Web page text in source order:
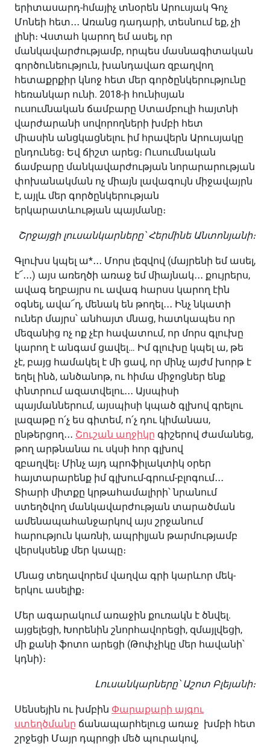
երիտասարդ-հմայիչ տնօրեն Արուսյակ Գոչ
Մոնեի հետ․․․ Առանց դադարի, տեսնում եք, չի
լինի։ Վստահ կարող եմ ասել, որ
մանկավարժությամբ, որպես մասնագիտական
գործունեություն, խանդավառ զբաղվող
հետաքրքիր կնոջ հետ մեր գործընկերությունը
հեռանկար ունի. 2018-ի հունիսյան
ուսումնական ճամբարը Ստամբուլի հայտնի
վարժարանի սովորողների խմբի հետ
միասին անցկացնելու իմ հրավերն Արուսյակը
ընդունեց։ Եվ ճիշտ արեց։ Ուսումնական
ճամբարը մանկավարժության նորարարության
փոխանակման ոչ միայն լավագույն միջավայրն
է, այլև մեր գործընկերության
երկարատևության պայմանը։
Շրջայցի լուսանկարները՝ Հերմինե Անտոնյանի։
Գլուխս կպել ա*․․․ Մորս լեզվով (մայրենի եմ ասել,
է՜․․․) այս առեղծի առաջ եմ միայնակ․․․ քույրերս,
ավագ եղբայրս ու ավագ հարսս կարող էին
օգնել, ավա՜ղ, մենակ են թողել․․․ Ինչ նկատի
ուներ մայրս՝ անհայտ մնաց, հատկապես որ
մեզանից ոչ ոք չէր հավատում, որ մորս գլուխը
կարող է անգամ ցավել… Իմ գլուխը կպել ա, թե
չէ, բայց համակել է մի ցավ, որ մինչ այժմ խորթ է
եղել ինձ, անծանոթ, ու հիմա միջոցներ ենք
փնտրում ազատվելու․․․ Այսպիսի
պայմաններում, այսպիսի կպած գլխով գրելու
լազաթը ո՛չ ես գիտեմ, ո՛չ դու կիմանաս,
ընթերցող․․․ Շուշան աղջիկը գիշերով ժամանեց,
թող արթնանա ու սկսի հոր գլխով
զբաղվել։ Մինչ այդ պրոֆիլակտիկ օրեր
հայտարարենք իմ գլխում-գրում-բլոգում․․․
Տիարի միտքը կրթահամալիրի՝ նրանում
ստեղծվող մանկավարժության տարածման
ամենապահանջարկով այս շրջանում
հարություն կառնի, ապրիլյան թարմությամբ
վերսկսենք մեր կապը։
Մնաց տեղավորեմ վաղվա գրի կարևոր մեկ-
երկու ասելիք։
Մեր ագարակում առաջին քուռակն է ծնվել.
այցելեցի, Խորենին շնորհավորեցի, զմայլվեցի,
մի քանի ֆոտո արեցի (Թոփչիկը մեր հավանի՝
կդնի)։
Լուսանկարները՝ Աշոտ Բլեյանի։
Սենսեյին ու խմբին Փարաքարի այգու
ստեղծմանը ճանապարհելուց առաջ խմբի հետ
շրջեցի Մայր դպրոցի մեծ պուրակով,